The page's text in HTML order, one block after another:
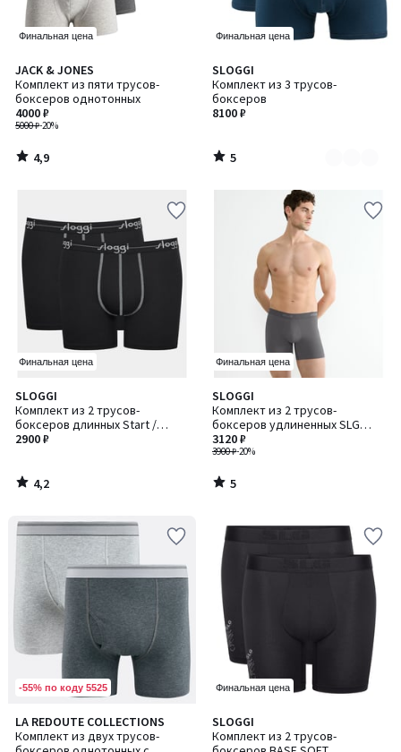
Финальная цена
JACK & JONES
Комплект из пяти трусов-
боксеров однотонных
5000 ₽-20%
4000 ₽
4,9
/ 5
4,9
/
Финальная цена
SLOGGI
Комплект из 3 трусов-
боксеров
8100 ₽
5
/
5
Количество
цветов:
2
5
/
Финальная цена
SLOGGI
Комплект из 2 трусов-
боксеров длинных Start /
Старт
2900 ₽
4,2
/ 5
4,2
/
Финальная цена
SLOGGI
Комплект из 2 трусов-
боксеров удлиненных SLG
BASE / БЕЙЗ
3900 ₽-20%
3120 ₽
5
/
5
5
/
-55% по коду 5525
LA REDOUTE COLLECTIONS
Комплект из двух трусов-
Финальная цена
SLOGGI
Комплект из 2 трусов-